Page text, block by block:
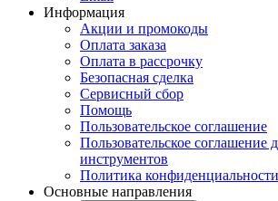
Информация
Акции и промокоды
Оплата заказа
Оплата в рассрочку
Безопасная сделка
Сервисный сбор
Помощь
Пользовательское соглашение
Пользовательское соглашение
инструментов
Политика конфиденциальности
Основные направления